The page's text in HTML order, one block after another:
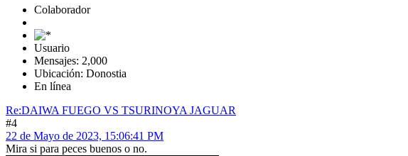
Colaborador
Usuario
Mensajes: 2,000
Ubicación: Donostia
En línea
Re:DAIWA FUEGO VS TSURINOYA JAGUAR
#4
22 de Mayo de 2023, 15:06:41 PM
Mira si para peces buenos o no.